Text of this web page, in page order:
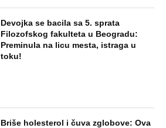
Devojka se bacila sa 5. sprata
Filozofskog fakulteta u Beogradu:
Preminula na licu mesta, istraga u
toku!
Briše holesterol i čuva zglobove: Ova